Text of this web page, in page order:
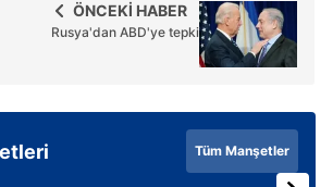
ÖNCEKİ HABER
Rusya'dan ABD'ye tepki
Tüm Manşetler